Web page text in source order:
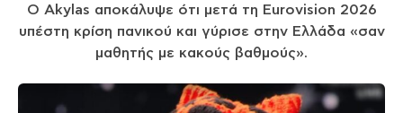
Ο Akylas αποκάλυψε ότι μετά τη Eurovision 2026
υπέστη κρίση πανικού και γύρισε στην Ελλάδα «σαν
μαθητής με κακούς βαθμούς».